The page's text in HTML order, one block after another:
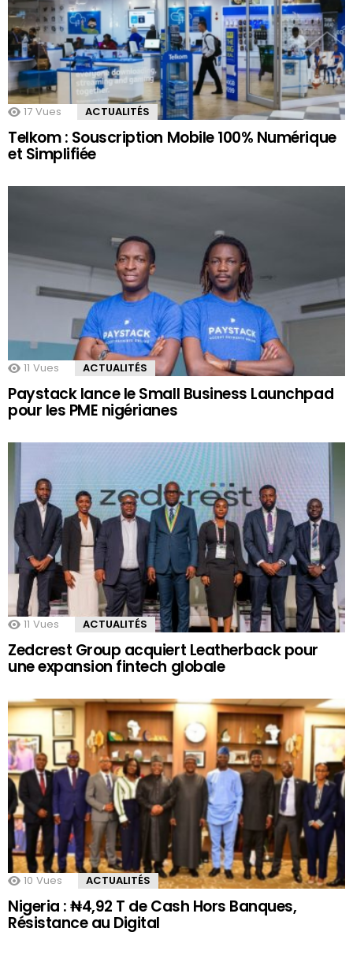
17 Vues ACTUALITÉS
Telkom : Souscription Mobile 100% Numérique
et Simplifiée
11 Vues ACTUALITÉS
Paystack lance le Small Business Launchpad
pour les PME nigérianes
11 Vues ACTUALITÉS
Zedcrest Group acquiert Leatherback pour
une expansion fintech globale
10 Vues ACTUALITÉS
Nigeria : ₦4,92 T de Cash Hors Banques,
Résistance au Digital